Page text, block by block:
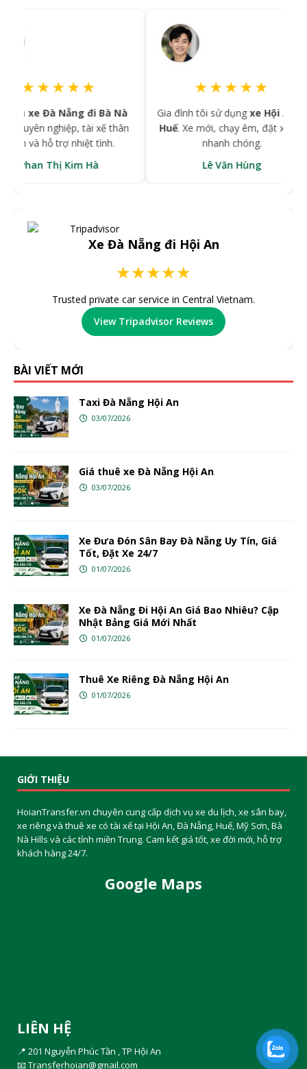
Đà Nẵng đi Bà Nà
nghiệp, tài xế thân
hỗ trợ nhiệt tình.
Thị Kim Hà
★★★★★
Gia đình tôi sử dụngxe Hội An đi
Huế
. Xe mới, chạy êm, đặt xe rất
nhanh chóng.
Lê Văn Hùng
Xe Đà Nẵng đi Hội An
★★★★★
Trusted private car service in Central Vietnam.
View Tripadvisor Reviews
BÀI VIẾT MỚI
Taxi Đà Nẵng Hội An
03/07/2026
Giá thuê xe Đà Nẵng Hội An
03/07/2026
Xe Đưa Đón Sân Bay Đà Nẵng Uy Tín, Giá
Tốt, Đặt Xe 24/7
01/07/2026
Xe Đà Nẵng Đi Hội An Giá Bao Nhiêu? Cập
Nhật Bảng Giá Mới Nhất
01/07/2026
Thuê Xe Riêng Đà Nẵng Hội An
01/07/2026
GIỚI THIỆU
HoianTransfer.vn chuyên cung cấp dịch vụ xe du lịch, xe sân bay,
xe riêng và thuê xe có tài xế tại Hội An, Đà Nẵng, Huế, Mỹ Sơn, Bà
Nà Hills và các tỉnh miền Trung. Cam kết giá tốt, xe đời mới, hỗ trợ
khách hàng 24/7.
Google Maps
LIÊN HỆ
📍 201 Nguyễn Phúc Tần , TP Hội An
📧Transferhoian@gmail.com